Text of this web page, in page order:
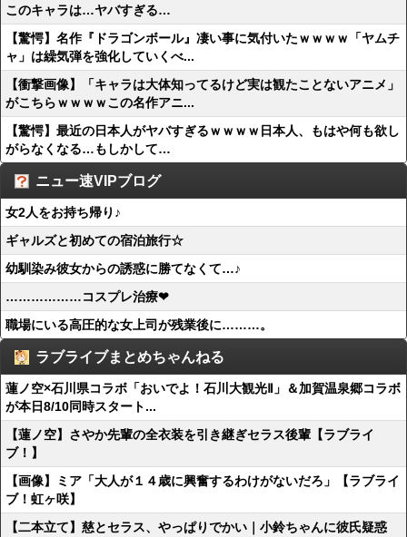
このキャラは…ヤバすぎる…
【驚愕】名作『ドラゴンボール』凄い事に気付いたｗｗｗｗ「ヤムチ
ャ」は繰気弾を強化していくべ...
【衝撃画像】「キャラは大体知ってるけど実は観たことないアニメ」
がこちらｗｗｗｗこの名作アニ...
【驚愕】最近の日本人がヤバすぎるｗｗｗｗ日本人、もはや何も欲し
がらなくなる…もしかして…
ニュー速VIPブログ
女2人をお持ち帰り♪
ギャルズと初めての宿泊旅行☆
幼馴染み彼女からの誘惑に勝てなくて…♪
………………コスプレ治療❤
職場にいる高圧的な女上司が残業後に………。
ラブライブまとめちゃんねる
蓮ノ空×石川県コラボ「おいでよ！石川大観光Ⅱ」＆加賀温泉郷コラボ
が本日8/10同時スタート...
【蓮ノ空】さやか先輩の全衣装を引き継ぎセラス後輩【ラブライ
ブ！】
【画像】ミア「大人が１４歳に興奮するわけがないだろ」【ラブライ
ブ！虹ヶ咲】
【二本立て】慈とセラス、やっぱりでかい｜小鈴ちゃんに彼氏疑惑